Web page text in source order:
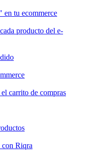
en tu ecommerce
producto del e-
carrito de compras
Riqra